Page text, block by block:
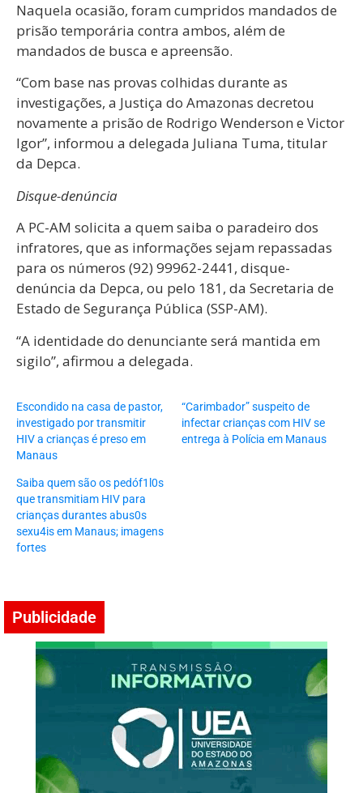
Naquela ocasião, foram cumpridos mandados de
prisão temporária contra ambos, além de
mandados de busca e apreensão.
“Com base nas provas colhidas durante as
investigações, a Justiça do Amazonas decretou
novamente a prisão de Rodrigo Wenderson e Victor
Igor”, informou a delegada Juliana Tuma, titular
da Depca.
Disque-denúncia
A PC-AM solicita a quem saiba o paradeiro dos
infratores, que as informações sejam repassadas
para os números (92) 99962-2441, disque-
denúncia da Depca, ou pelo 181, da Secretaria de
Estado de Segurança Pública (SSP-AM).
“A identidade do denunciante será mantida em
sigilo”, afirmou a delegada.
Escondido na casa de pastor,
investigado por transmitir
HIV a crianças é preso em
Manaus
“Carimbador” suspeito de
infectar crianças com HIV se
entrega à Polícia em Manaus
Saiba quem são os pedóf1l0s
que transmitiam HIV para
crianças durantes abus0s
sexu4is em Manaus; imagens
fortes
Publicidade